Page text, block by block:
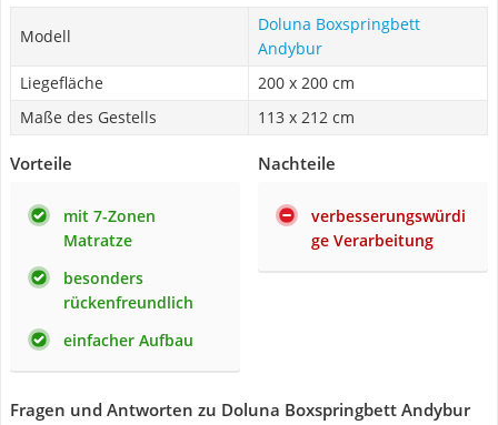
Modell
Doluna Boxspringbett
Andybur
Liegefläche
200 x 200 cm
Maße des Gestells
113 x 212 cm
Vorteile
mit 7-Zonen
Matratze
besonders
rückenfreundlich
einfacher Aufbau
Nachteile
verbesserungswürdi
ge Verarbeitung
Fragen und Antworten zu Doluna Boxspringbett Andybur